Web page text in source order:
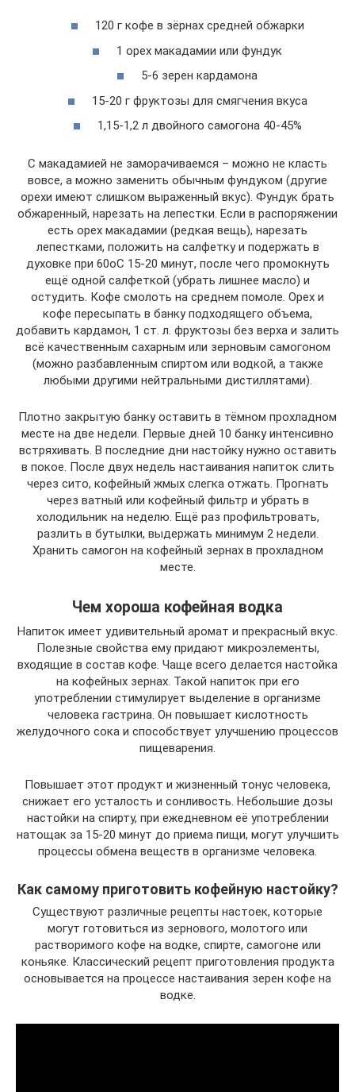
120 г кофе в зёрнах средней обжарки
1 орех макадамии или фундук
5-6 зерен кардамона
15-20 г фруктозы для смягчения вкуса
1,15-1,2 л двойного самогона 40-45%
С макадамией не заморачиваемся – можно не класть
вовсе, а можно заменить обычным фундуком (другие
орехи имеют слишком выраженный вкус). Фундук брать
обжаренный, нарезать на лепестки. Если в распоряжении
есть орех макадамии (редкая вещь), нарезать
лепестками, положить на салфетку и подержать в
духовке при 60оС 15-20 минут, после чего промокнуть
ещё одной салфеткой (убрать лишнее масло) и
остудить. Кофе смолоть на среднем помоле. Орех и
кофе пересыпать в банку подходящего объема,
добавить кардамон, 1 ст. л. фруктозы без верха и залить
всё качественным сахарным или зерновым самогоном
(можно разбавленным спиртом или водкой, а также
любыми другими нейтральными дистиллятами).
Плотно закрытую банку оставить в тёмном прохладном
месте на две недели. Первые дней 10 банку интенсивно
встряхивать. В последние дни настойку нужно оставить
в покое. После двух недель настаивания напиток слить
через сито, кофейный жмых слегка отжать. Прогнать
через ватный или кофейный фильтр и убрать в
холодильник на неделю. Ещё раз профильтровать,
разлить в бутылки, выдержать минимум 2 недели.
Хранить самогон на кофейный зернах в прохладном
месте.
Чем хороша кофейная водка
Напиток имеет удивительный аромат и прекрасный вкус.
Полезные свойства ему придают микроэлементы,
входящие в состав кофе. Чаще всего делается настойка
на кофейных зернах. Такой напиток при его
употреблении стимулирует выделение в организме
человека гастрина. Он повышает кислотность
желудочного сока и способствует улучшению процессов
пищеварения.
Повышает этот продукт и жизненный тонус человека,
снижает его усталость и сонливость. Небольшие дозы
настойки на спирту, при ежедневном её употреблении
натощак за 15-20 минут до приема пищи, могут улучшить
процессы обмена веществ в организме человека.
Как самому приготовить кофейную настойку?
Существуют различные рецепты настоек, которые
могут готовиться из зернового, молотого или
растворимого кофе на водке, спирте, самогоне или
коньяке. Классический рецепт приготовления продукта
основывается на процессе настаивания зерен кофе на
водке.